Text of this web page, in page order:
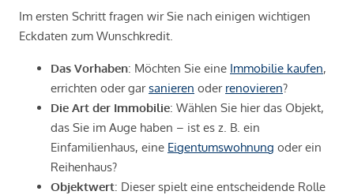
Im ersten Schritt fragen wir Sie nach einigen wichtigen
Eckdaten zum Wunschkredit.
Das Vorhaben: Möchten Sie eine Immobilie kaufen,
errichten oder garsanieren oder renovieren?
Die Art der Immobilie: Wählen Sie hier das Objekt,
das Sie im Auge haben – ist es z. B. ein
Einfamilienhaus, eine Eigentumswohnung oder ein
Reihenhaus?
Objektwert: Dieser spielt eine entscheidende Rolle